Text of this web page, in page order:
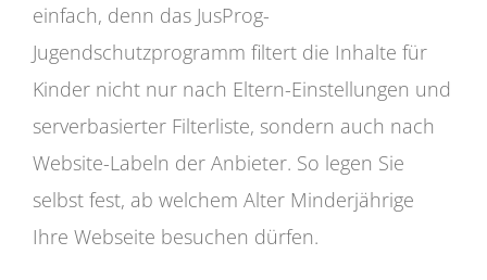
einfach, denn das JusProg-
Jugendschutzprogramm filtert die Inhalte für
Kinder nicht nur nach Eltern-Einstellungen und
serverbasierter Filterliste, sondern auch nach
Website-Labeln der Anbieter. So legen Sie
selbst fest, ab welchem Alter Minderjährige
Ihre Webseite besuchen dürfen.